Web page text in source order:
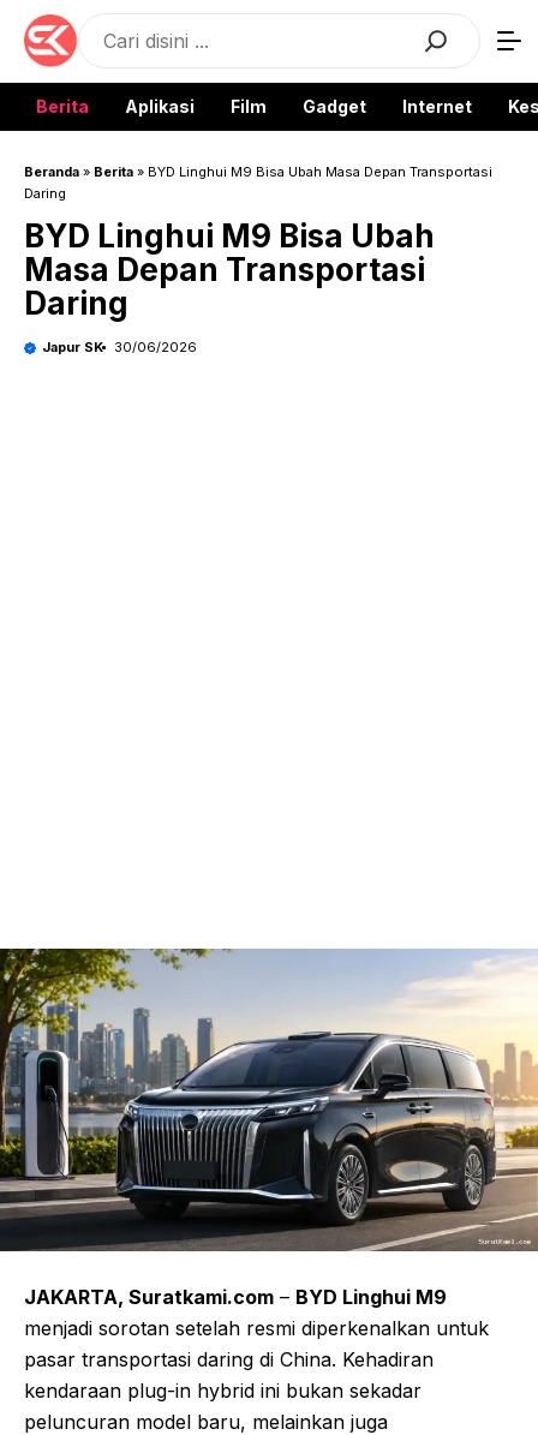
Langsung
Berita Aplikasi Film Gadget Internet
Beranda » Berita » BYD Linghui M9 Bisa Ubah Masa Depan Transportasi
Daring
BYD Linghui M9 Bisa Ubah
Masa Depan Transportasi
Daring
Japur SK 30/06/2026
JAKARTA, Suratkami.com – BYD Linghui M9
menjadi sorotan setelah resmi diperkenalkan untuk
pasar transportasi daring di China. Kehadiran
kendaraan plug-in hybrid ini bukan sekadar
peluncuran model baru, melainkan juga